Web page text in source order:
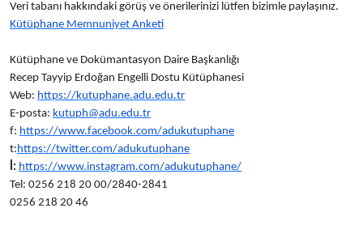
Veri tabanı hakkındaki görüş ve önerilerinizi lütfen bizimle paylaşınız.
Kütüphane Memnuniyet Anketi
Kütüphane ve Dokümantasyon Daire Başkanlığı
Recep Tayyip Erdoğan Engelli Dostu Kütüphanesi
Web: https://kutuphane.adu.edu.tr
E-posta: kutuph@adu.edu.tr
f: https://www.facebook.com/adukutuphane
t:https://twitter.com/adukutuphane
İ: https://www.instagram.com/adukutuphane/
Tel: 0256 218 20 00/2840-2841
0256 218 20 46